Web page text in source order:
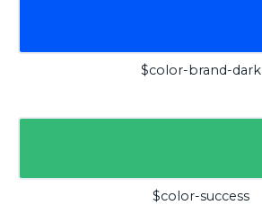
$color-brand-dark
$color-success